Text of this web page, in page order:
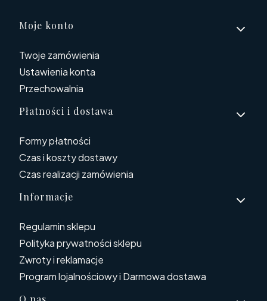
Linki w stopce
Moje konto
Twoje zamówienia
Ustawienia konta
Przechowalnia
Płatności i dostawa
Formy płatności
Czas i koszty dostawy
Czas realizacji zamówienia
Informacje
Regulamin sklepu
Polityka prywatności sklepu
Zwroty i reklamacje
Program lojalnościowy i Darmowa dostawa